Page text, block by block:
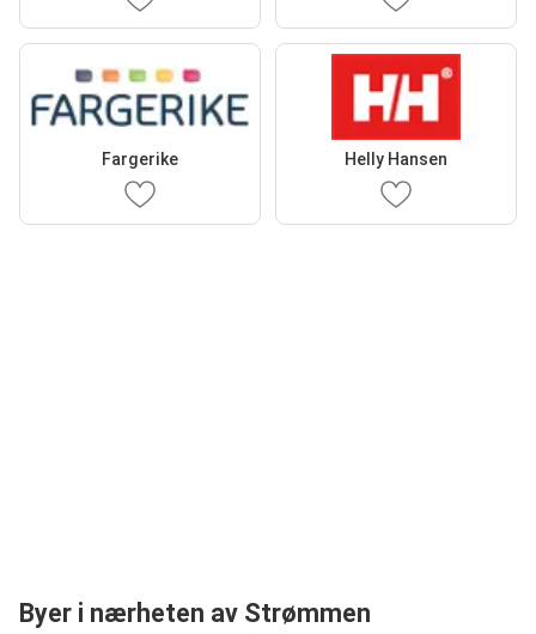
Fargerike Helly Hansen
Byer i nærheten av Strømmen